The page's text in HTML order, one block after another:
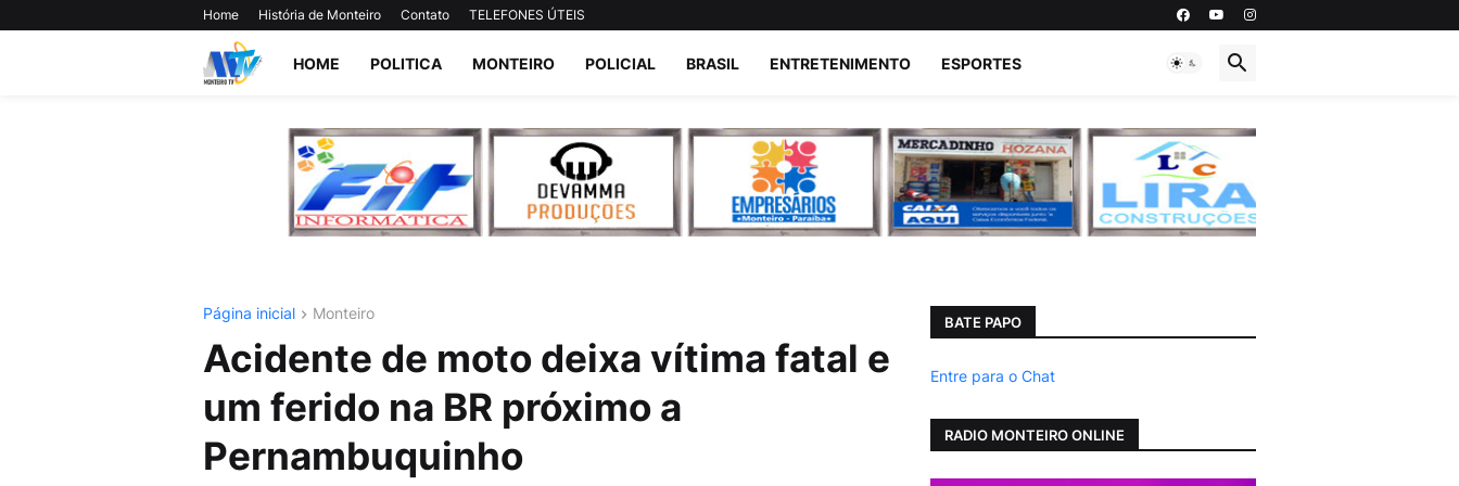
Home História de Monteiro Contato TELEFONES ÚTEIS
HOME POLITICA MONTEIRO POLICIAL BRASIL ENTRETENIMENTO ESPORTES
Página inicial Monteiro
Acidente de moto deixa vítima fatal e
um ferido na BR próximo a
Pernambuquinho
BATE PAPO
Entre para o Chat
RADIO MONTEIRO ONLINE